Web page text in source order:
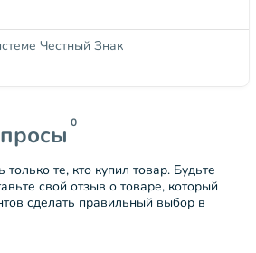
Честный Знак
0
те, кто купил товар. Будьте
свой отзыв о товаре, который
сделать правильный выбор в